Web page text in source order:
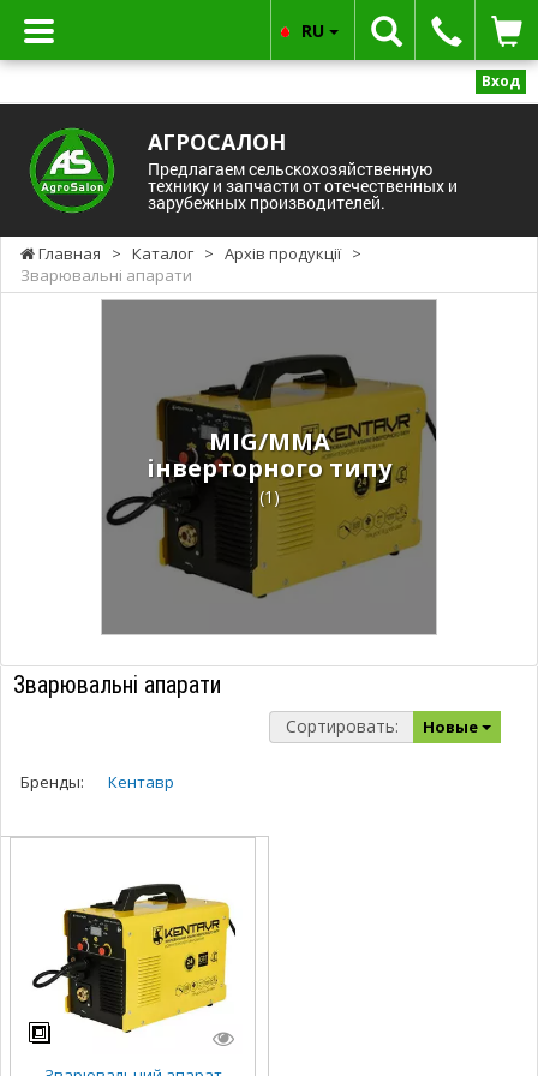
Вход
АГРОСАЛОН
Предлагаем сельскохозяйственную
технику и запчасти от отечественных и
зарубежных производителей.
RU
Главная > Каталог > Архів продукції >
Зварювальні апарати
MIG/ММА
інверторного типу
(1)
Зварювальні апарати
Сортировать: Новые
Бренды: Кентавр